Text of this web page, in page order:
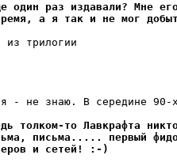
один раз издавали? Мне
а я так и не мог
из трилогии
- не знаю. В середине 90-
толком-то Лавкрафта
письма..... первый
и сетей! :-)